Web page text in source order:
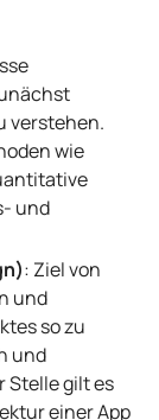
verstehen.
wie
und
: Ziel von
und
so zu
und
Stelle gilt es
einer App